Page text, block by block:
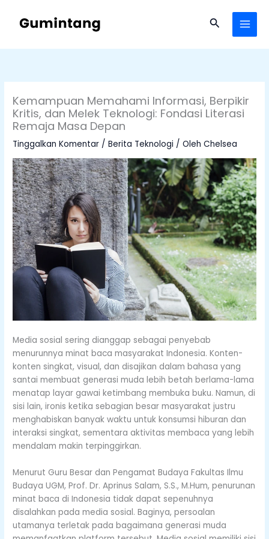
konten
Cari
Kemampuan Memahami Informasi, Berpikir
Kritis, dan Melek Teknologi: Fondasi Literasi
Remaja Masa Depan
Tinggalkan Komentar /Berita Teknologi / OlehChelsea
Media sosial sering dianggap sebagai penyebab
menurunnya minat baca masyarakat Indonesia. Konten-
konten singkat, visual, dan disajikan dalam bahasa yang
santai membuat generasi muda lebih betah berlama-lama
menatap layar gawai ketimbang membuka buku. Namun, di
sisi lain, ironis ketika sebagian besar masyarakat justru
menghabiskan banyak waktu untuk konsumsi hiburan dan
interaksi singkat, sementara aktivitas membaca yang lebih
mendalam makin terpinggirkan.
Menurut Guru Besar dan Pengamat Budaya Fakultas Ilmu
Budaya UGM, Prof. Dr. Aprinus Salam, S.S., M.Hum, penurunan
minat baca di Indonesia tidak dapat sepenuhnya
disalahkan pada media sosial. Baginya, persoalan
utamanya terletak pada bagaimana generasi muda